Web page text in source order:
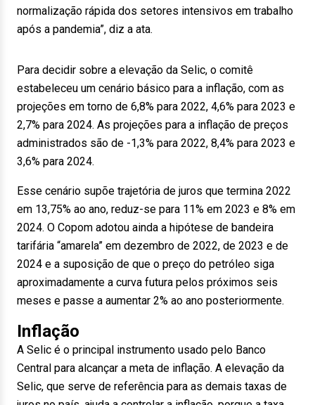
normalização rápida dos setores intensivos em trabalho
após a pandemia”, diz a ata.
Para decidir sobre a elevação da Selic, o comitê
estabeleceu um cenário básico para a inflação, com as
projeções em torno de 6,8% para 2022, 4,6% para 2023 e
2,7% para 2024. As projeções para a inflação de preços
administrados são de -1,3% para 2022, 8,4% para 2023 e
3,6% para 2024.
Esse cenário supõe trajetória de juros que termina 2022
em 13,75% ao ano, reduz-se para 11% em 2023 e 8% em
2024. O Copom adotou ainda a hipótese de bandeira
tarifária “amarela” em dezembro de 2022, de 2023 e de
2024 e a suposição de que o preço do petróleo siga
aproximadamente a curva futura pelos próximos seis
meses e passe a aumentar 2% ao ano posteriormente.
Inflação
A Selic é o principal instrumento usado pelo Banco
Central para alcançar a meta de inflação. A elevação da
Selic, que serve de referência para as demais taxas de